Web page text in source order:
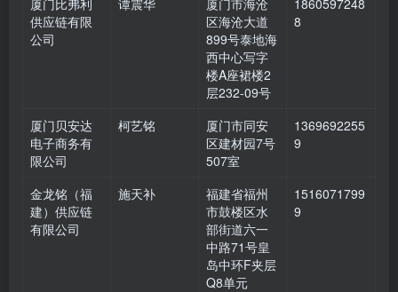
供应链有限
公司
区海沧大道
899号泰地海
西中心写字
楼A座裙楼2
层232-09号
8
厦门贝安达
电子商务有
限公司
柯艺铭
厦门市同安
区建材园7号
507室
1369692255
9
金龙铭（福
建）供应链
有限公司
施天补
福建省福州
市鼓楼区水
部街道六一
中路71号皇
岛中环F夹层
Q8单元
1516071799
9